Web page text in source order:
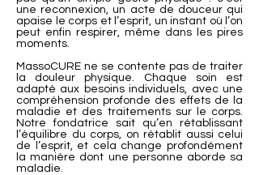
une reconnexion, un acte de douceur qui
apaise le corps et l’esprit, un instant où l’on
peut enfin respirer, même dans les pires
moments.
MassoCURE ne se contente pas de traiter
la douleur physique. Chaque soin est
adapté aux besoins individuels, avec une
compréhension profonde des effets de la
maladie et des traitements sur le corps.
Notre fondatrice sait qu’en rétablissant
l’équilibre du corps, on rétablit aussi celui
de l’esprit, et cela change profondément
la manière dont une personne aborde sa
maladie.